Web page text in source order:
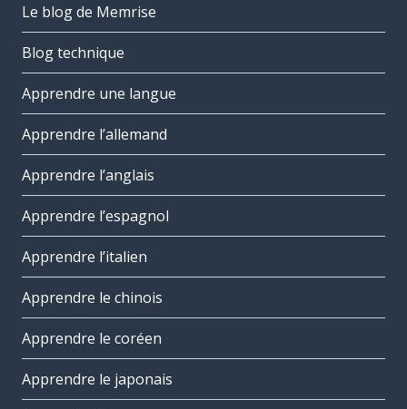
Le blog de Memrise
Blog technique
Apprendre une langue
Apprendre l’allemand
Apprendre l’anglais
Apprendre l’espagnol
Apprendre l’italien
Apprendre le chinois
Apprendre le coréen
Apprendre le japonais